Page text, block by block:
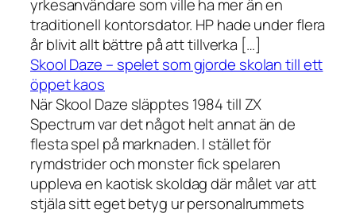
yrkesanvändare som ville ha mer än en
traditionell kontorsdator. HP hade under flera
år blivit allt bättre på att tillverka […]
Skool Daze – spelet som gjorde skolan till ett
öppet kaos
När Skool Daze släpptes 1984 till ZX
Spectrum var det något helt annat än de
flesta spel på marknaden. I stället för
rymdstrider och monster fick spelaren
uppleva en kaotisk skoldag där målet var att
stjäla sitt eget betyg ur personalrummets